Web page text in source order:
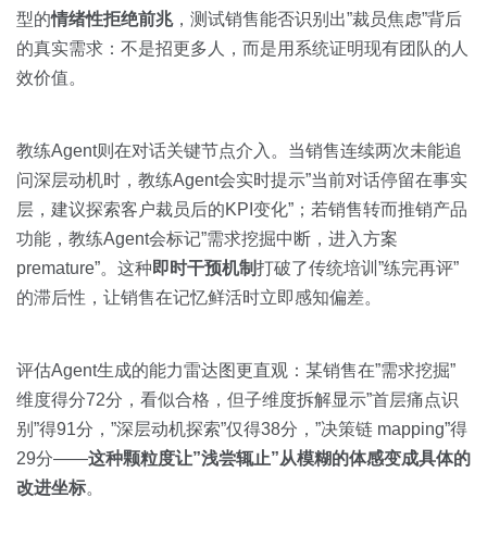
型的情绪性拒绝前兆，测试销售能否识别出”裁员焦虑”背后
的真实需求：不是招更多人，而是用系统证明现有团队的人
效价值。
教练Agent则在对话关键节点介入。当销售连续两次未能追
问深层动机时，教练Agent会实时提示”当前对话停留在事实
层，建议探索客户裁员后的KPI变化”；若销售转而推销产品
功能，教练Agent会标记”需求挖掘中断，进入方案
premature”。这种 即时干预机制打破了传统培训”练完再评”
的滞后性，让销售在记忆鲜活时立即感知偏差。
评估Agent生成的能力雷达图更直观：某销售在”需求挖掘”
维度得分72分，看似合格，但子维度拆解显示”首层痛点识
别”得91分，”深层动机探索”仅得38分，”决策链 mapping”得
29分——这种颗粒度让”浅尝辄止”从模糊的体感变成具体的
改进坐标。